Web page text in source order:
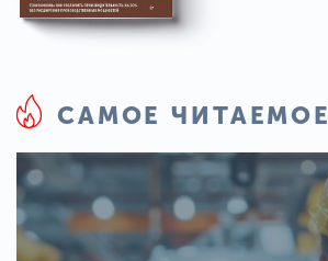
САМОЕ ЧИТАЕМОЕ